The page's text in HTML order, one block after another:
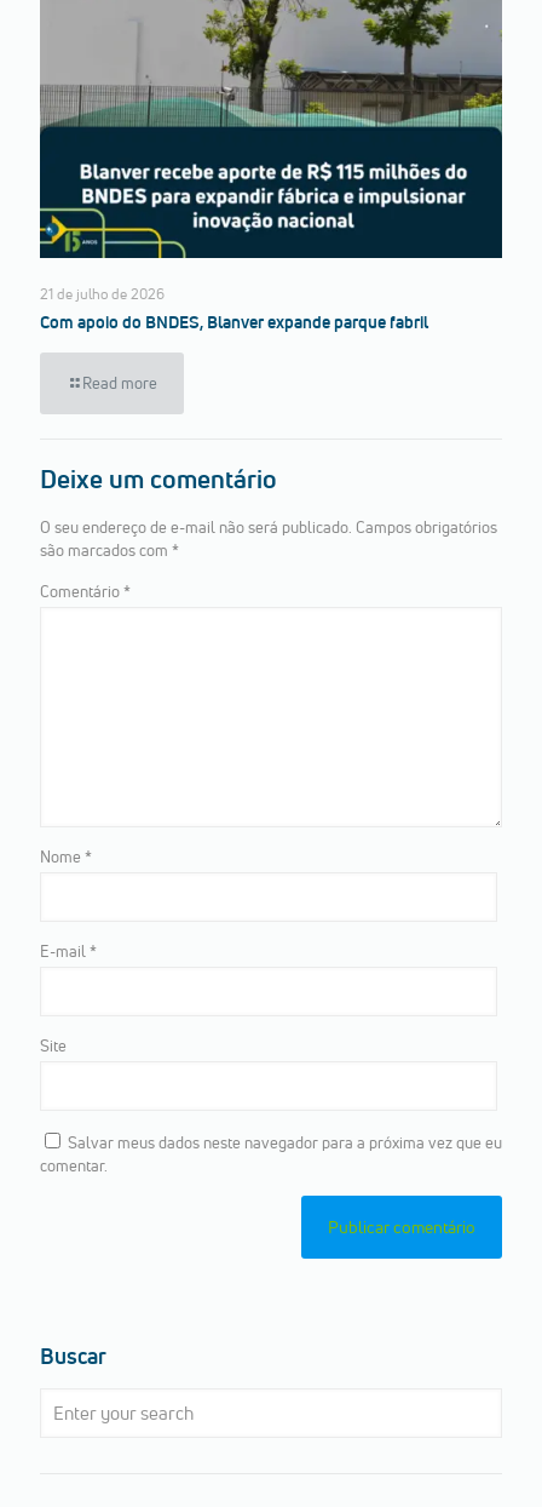
21 de julho de 2026
Com apoio do BNDES, Blanver expande parque fabril
Read more
Deixe um comentário
O seu endereço de e-mail não será publicado. Campos obrigatórios
são marcados com *
Comentário*
Nome *
E-mail *
Site
Salvar meus dados neste navegador para a próxima vez que eu
comentar.
Buscar